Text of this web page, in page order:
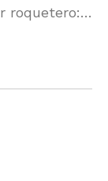
roquetero: